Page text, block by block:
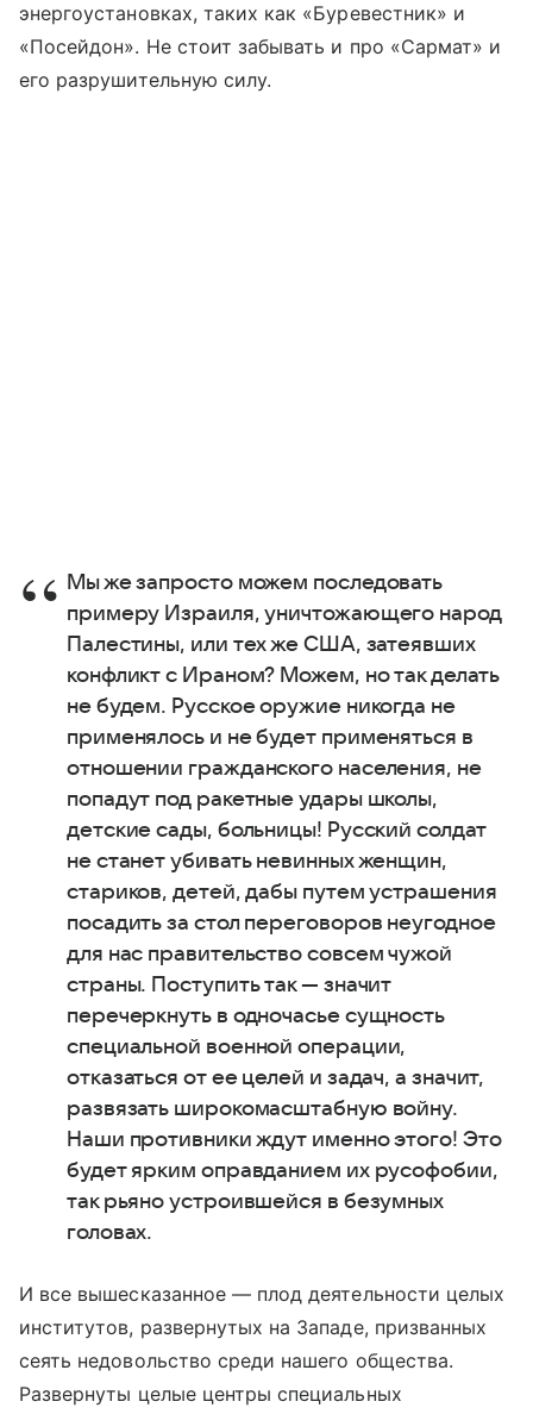
энергоустановках, таких как «Буревестник» и
«Посейдон». Не стоит забывать и про «Сармат» и
его разрушительную силу.
Мы же запросто можем последовать
примеру Израиля, уничтожающего народ
Палестины, или тех же США, затеявших
конфликт с Ираном? Можем, но так делать
не будем. Русское оружие никогда не
применялось и не будет применяться в
отношении гражданского населения, не
попадут под ракетные удары школы,
детские сады, больницы! Русский солдат
не станет убивать невинных женщин,
стариков, детей, дабы путем устрашения
посадить за стол переговоров неугодное
для нас правительство совсем чужой
страны. Поступить так — значит
перечеркнуть в одночасье сущность
специальной военной операции,
отказаться от ее целей и задач, а значит,
развязать широкомасштабную войну.
Наши противники ждут именно этого! Это
будет ярким оправданием их русофобии,
так рьяно устроившейся в безумных
головах.
И все вышесказанное — плод деятельности целых
институтов, развернутых на Западе, призванных
сеять недовольство среди нашего общества.
Развернуты целые центры специальных